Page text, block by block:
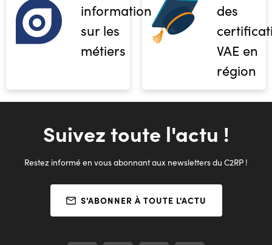
informations
sur les
métiers
des
VAE en
région
Suivez toute l'actu !
Restez informé en vous abonnant aux newsletters du C2RP !
S'ABONNER À TOUTE L'ACTU